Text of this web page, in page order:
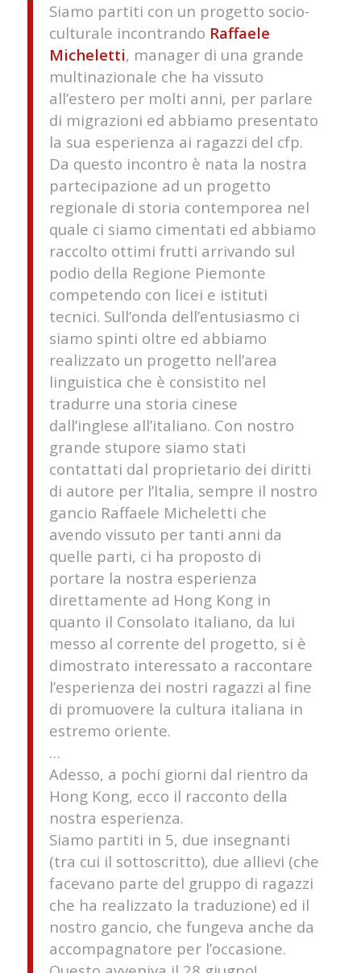
Siamo partiti con un progetto socio-
culturale incontrando Raffaele
Micheletti, manager di una grande
multinazionale che ha vissuto
all’estero per molti anni, per parlare
di migrazioni ed abbiamo presentato
la sua esperienza ai ragazzi del cfp.
Da questo incontro è nata la nostra
partecipazione ad un progetto
regionale di storia contemporea nel
quale ci siamo cimentati ed abbiamo
raccolto ottimi frutti arrivando sul
podio della Regione Piemonte
competendo con licei e istituti
tecnici. Sull’onda dell’entusiasmo ci
siamo spinti oltre ed abbiamo
realizzato un progetto nell’area
linguistica che è consistito nel
tradurre una storia cinese
dall’inglese all’italiano. Con nostro
grande stupore siamo stati
contattati dal proprietario dei diritti
di autore per l’Italia, sempre il nostro
gancio Raffaele Micheletti che
avendo vissuto per tanti anni da
quelle parti, ci ha proposto di
portare la nostra esperienza
direttamente ad Hong Kong in
quanto il Consolato italiano, da lui
messo al corrente del progetto, si è
dimostrato interessato a raccontare
l’esperienza dei nostri ragazzi al fine
di promuovere la cultura italiana in
estremo oriente.
…
Adesso, a pochi giorni dal rientro da
Hong Kong, ecco il racconto della
nostra esperienza.
Siamo partiti in 5, due insegnanti
(tra cui il sottoscritto), due allievi (che
facevano parte del gruppo di ragazzi
che ha realizzato la traduzione) ed il
nostro gancio, che fungeva anche da
accompagnatore per l’occasione.